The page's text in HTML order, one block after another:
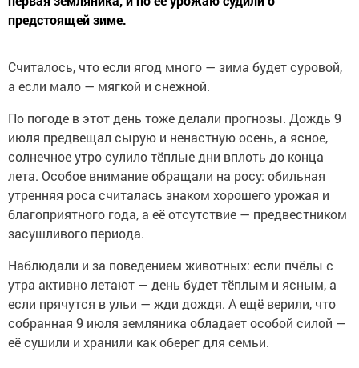
предстоящей зиме.
Считалось, что если ягод много — зима будет суровой,
а если мало — мягкой и снежной.
По погоде в этот день тоже делали прогнозы. Дождь 9
июля предвещал сырую и ненастную осень, а ясное,
солнечное утро сулило тёплые дни вплоть до конца
лета. Особое внимание обращали на росу: обильная
утренняя роса считалась знаком хорошего урожая и
благоприятного года, а её отсутствие — предвестником
засушливого периода.
Наблюдали и за поведением животных: если пчёлы с
утра активно летают — день будет тёплым и ясным, а
если прячутся в ульи — жди дождя. А ещё верили, что
собранная 9 июля земляника обладает особой силой —
её сушили и хранили как оберег для семьи.